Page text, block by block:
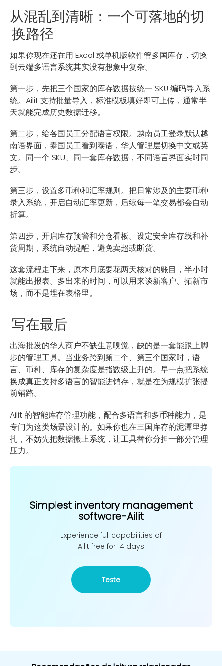
从混乱到清晰：一个可落地的切
换路径
如果你现在还在用 Excel 或单机版软件管多国库存，切换
到云端多语言系统其实没有想象中复杂。
第一步，先把三个国家的库存数据按统一 SKU 编码导入系
统。Ailit 支持批量导入，标准模板填好即可上传，通常半
天就能完成历史数据迁移。
第二步，给各国员工分配语言权限。越南员工登录默认越
南语界面，泰国员工看到泰语，华人管理层切换中文或英
文。同一个 SKU、同一套库存数据，不同语言界面实时同
步。
第三步，设置多币种和汇率规则。把日常涉及的主要币种
录入系统，开启自动汇率更新，后续每一笔交易都会自动
折算。
第四步，开启库存预警和分仓看板。设定安全库存线和补
货周期，系统自动提醒，避免卖超或断货。
这套流程走下来，原本月底要花两天核对的账目，半小时
就能出报表。多出来的时间，可以用来谈新客户、拓新市
场，而不是埋在表格里。
写在最后
出海批发的华人商户不缺生意嗅觉，缺的是一套能跟上脚
步的管理工具。当业务跨到第二个、第三个国家时，语
言、币种、库存的复杂度是指数级上升的。早一点把系统
换成真正支持多语言的智能进销存，就是在为规模扩张提
前铺路。
Ailit 的智能库存管理功能，配合多语言和多币种能力，是
专门为这类场景设计的。如果你也在三国库存的泥潭里挣
扎，不妨先把数据搬上系统，让工具替你分担一部分管理
压力。
Simplest inventory management
software-Ailit
Experience full capabilities of
Ailit free for 14 days
Teste